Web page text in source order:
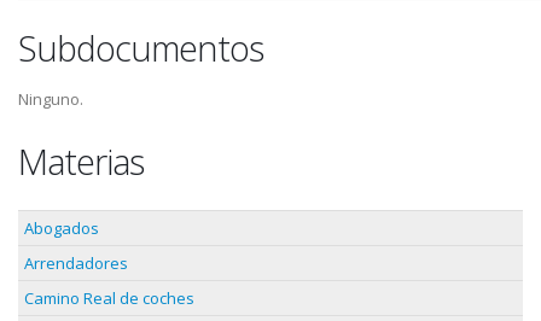
Subdocumentos
Ninguno.
Materias
Abogados
Arrendadores
Camino Real de coches